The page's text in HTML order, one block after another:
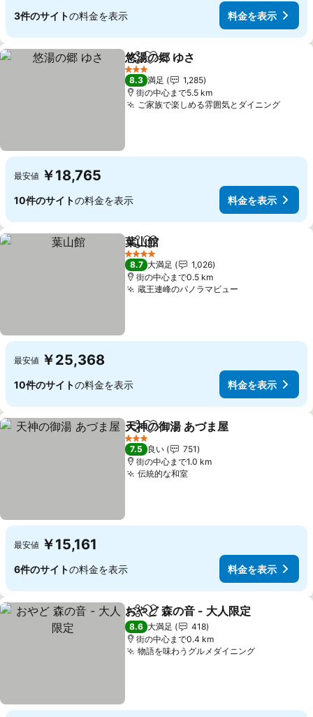
3件のサイトの料金を表示 料金を表示
シェアお気に入りに追加
悠湯の郷 ゆさ
3 ホテルのランク
8.3 満足
1,285
街の中心まで5.5 km
ご家族で楽しめる雰囲気とダイニング
最安値 ￥18,765
10件のサイトの料金を表示 料金を表示
シェアお気に入りに追加
葉山館
4 ホテルのランク
8.7 大満足
1,026
街の中心まで0.5 km
蔵王連峰のパノラマビュー
最安値 ￥25,368
10件のサイトの料金を表示 料金を表示
シェアお気に入りに追加
天神の御湯 あづま屋
3 ホテルのランク
7.5 良い
751
街の中心まで1.0 km
伝統的な和室
最安値 ￥15,161
6件のサイトの料金を表示 料金を表示
シェアお気に入りに追加
おやど 森の音 - 大人限定
8.6 大満足
418
街の中心まで0.4 km
物語を味わうグルメダイニング